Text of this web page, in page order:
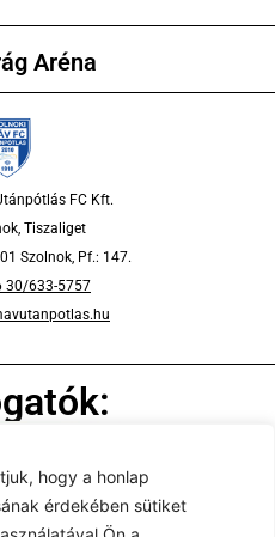
hogy a honlap
érdekében sütiket
Aréna
FC Kft.
Tiszaliget
Szolnok, Pf.: 147.
30/633-5757